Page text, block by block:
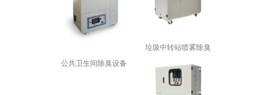
公共卫生间除臭设备
垃圾中转站喷雾除臭